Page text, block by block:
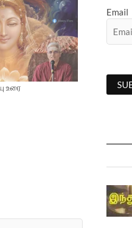
உரை
Email